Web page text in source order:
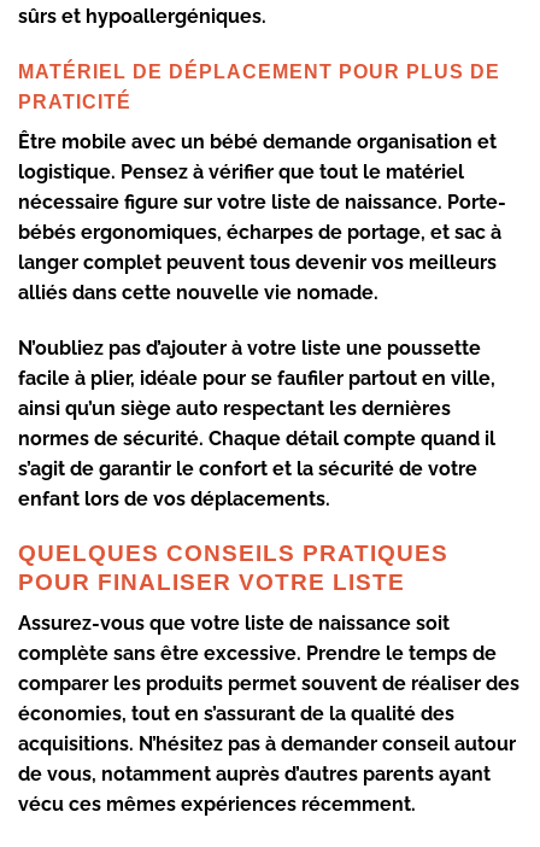
sûrs et hypoallergéniques.
MATÉRIEL DE DÉPLACEMENT POUR PLUS DE
PRATICITÉ
Être mobile avec un bébé demande organisation et
logistique. Pensez à vérifier que tout le matériel
nécessaire figure sur votre liste de naissance. Porte-
bébés ergonomiques, écharpes de portage, et sac à
langer complet peuvent tous devenir vos meilleurs
alliés dans cette nouvelle vie nomade.
N’oubliez pas d’ajouter à votre liste une poussette
facile à plier, idéale pour se faufiler partout en ville,
ainsi qu’un siège auto respectant les dernières
normes de sécurité. Chaque détail compte quand il
s’agit de garantir le confort et la sécurité de votre
enfant lors de vos déplacements.
QUELQUES CONSEILS PRATIQUES
POUR FINALISER VOTRE LISTE
Assurez-vous que votre liste de naissance soit
complète sans être excessive. Prendre le temps de
comparer les produits permet souvent de réaliser des
économies, tout en s’assurant de la qualité des
acquisitions. N’hésitez pas à demander conseil autour
de vous, notamment auprès d’autres parents ayant
vécu ces mêmes expériences récemment.